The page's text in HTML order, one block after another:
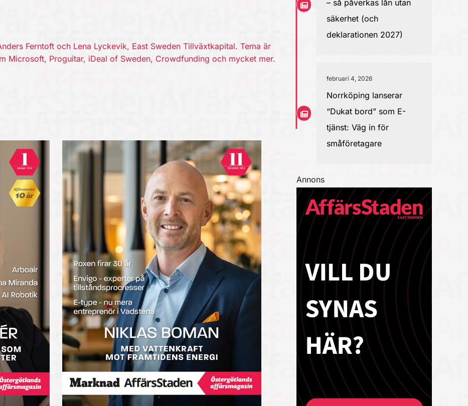
Ferntoft och Lena Lyckevik, East Sweden Tillväxtkapital. Tema är
Microsoft, Proguitar, iDeal of Sweden, Crowdfunding och mycket mer.
– så påverkas lån utan
säkerhet (och
deklarationen 2027)
februari 4, 2026
Norrköping lanserar
“Dukat bord” som E-
tjänst: Väg in för
småföretagare
Annons